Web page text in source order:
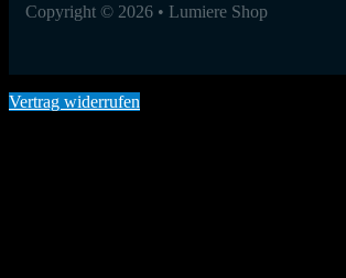
Copyright © 2026 • Lumiere Shop
Vertrag widerrufen